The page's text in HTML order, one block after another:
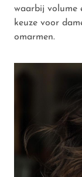
waarbij volume
keuze voor
omarmen.